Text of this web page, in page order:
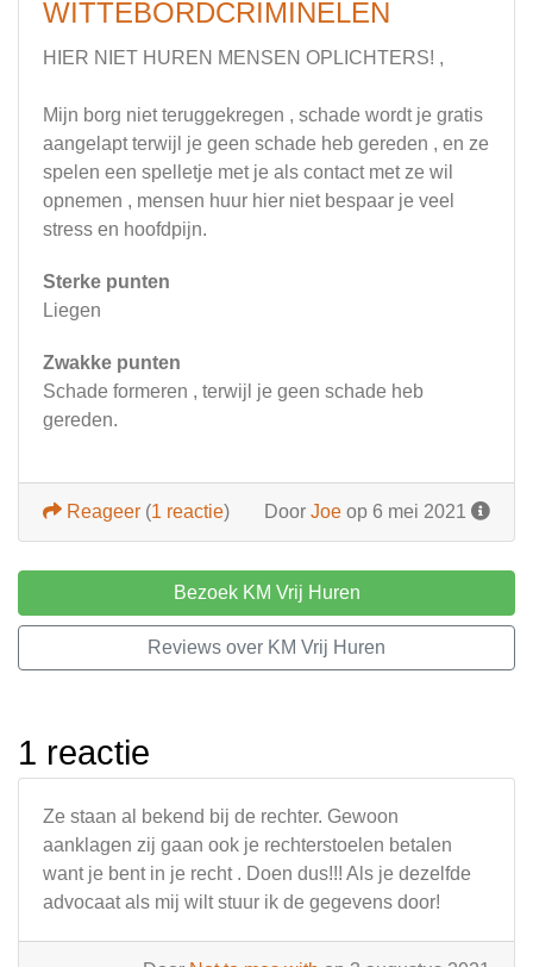
WITTEBORDCRIMINELEN
HIER NIET HUREN MENSEN OPLICHTERS! ,
Mijn borg niet teruggekregen , schade wordt je gratis
aangelapt terwijl je geen schade heb gereden , en ze
spelen een spelletje met je als contact met ze wil
opnemen , mensen huur hier niet bespaar je veel
stress en hoofdpijn.
Sterke punten
Liegen
Zwakke punten
Schade formeren , terwijl je geen schade heb
gereden.
Door Joe op 6 mei 2021
Reageer (1 reactie)
Bezoek KM Vrij Huren
Reviews over KM Vrij Huren
1 reactie
Ze staan al bekend bij de rechter. Gewoon
aanklagen zij gaan ook je rechterstoelen betalen
want je bent in je recht . Doen dus!!! Als je dezelfde
advocaat als mij wilt stuur ik de gegevens door!